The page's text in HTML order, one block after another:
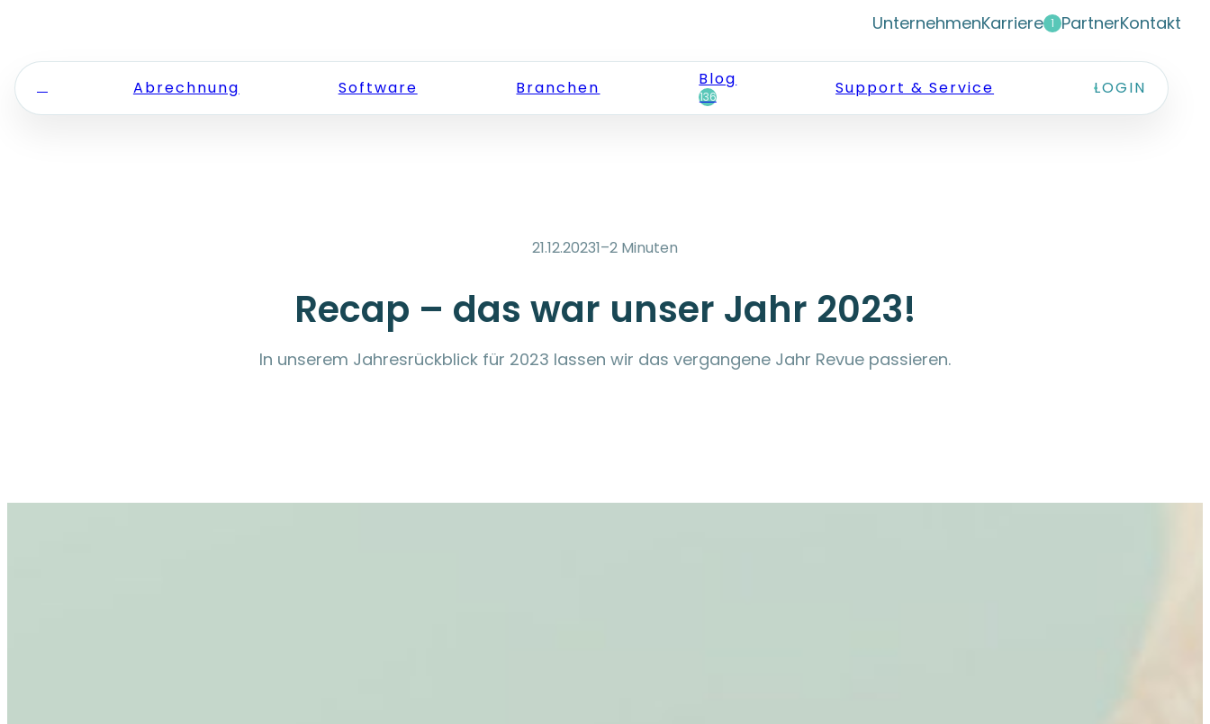
UnternehmenKarriere 1 PartnerKontakt
Abrechnung Software Branchen Blog
136 Support & Service LOGIN
21.12.20231–2 Minuten
Recap – das war unser Jahr 2023!
In unserem Jahresrückblick für 2023 lassen wir das vergangene Jahr Revue passieren.